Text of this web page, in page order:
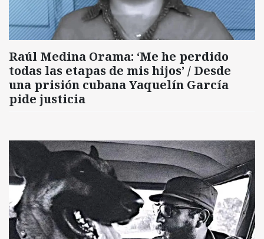
Raúl Medina Orama: ‘Me he perdido
todas las etapas de mis hijos’ / Desde
una prisión cubana Yaquelín García
pide justicia